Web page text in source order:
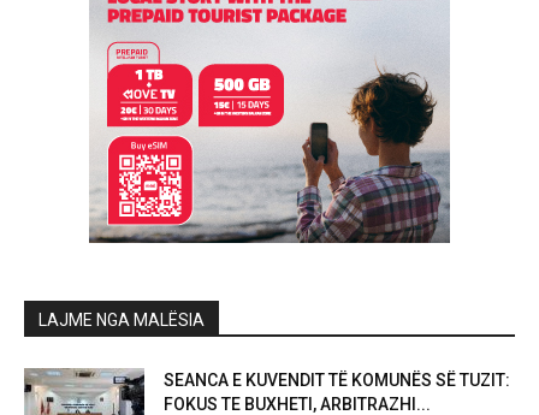
LAJME NGA MALËSIA
SEANCA E KUVENDIT TË KOMUNËS SË TUZIT:
FOKUS TE BUXHETI, ARBITRAZHI...